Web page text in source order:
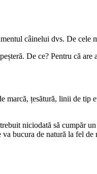
câinelui dvs. De
De ce? Pentru că
țesătură, linii de tip
niciodată să cumpăr
bucura de natură la fel